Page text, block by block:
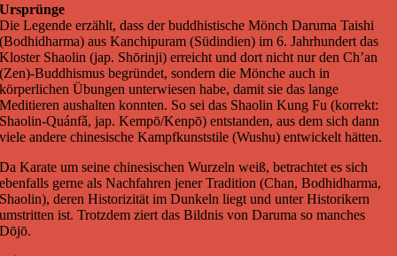
Ursprünge
Die Legende erzählt, dass der buddhistische Mönch Daruma Taishi
(Bodhidharma) aus Kanchipuram (Südindien) im 6. Jahrhundert das
Kloster Shaolin (jap. Shōrinji) erreicht und dort nicht nur den Ch’an
(Zen)-Buddhismus begründet, sondern die Mönche auch in
körperlichen Übungen unterwiesen habe, damit sie das lange
Meditieren aushalten konnten. So sei das Shaolin Kung Fu (korrekt:
Shaolin-Quánfǎ, jap. Kempō/Kenpō) entstanden, aus dem sich dann
viele andere chinesische Kampfkunststile (Wushu) entwickelt hätten.
Da Karate um seine chinesischen Wurzeln weiß, betrachtet es sich
ebenfalls gerne als Nachfahren jener Tradition (Chan, Bodhidharma,
Shaolin), deren Historizität im Dunkeln liegt und unter Historikern
umstritten ist. Trotzdem ziert das Bildnis von Daruma so manches
Dōjō.